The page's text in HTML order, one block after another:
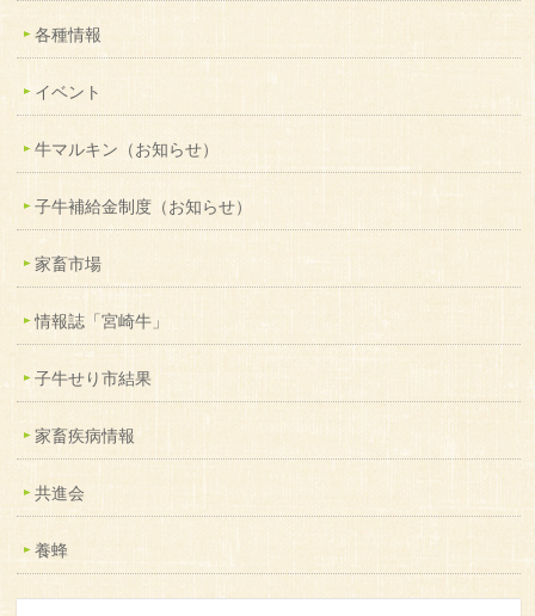
各種情報
イベント
牛マルキン（お知らせ）
子牛補給金制度（お知らせ）
家畜市場
情報誌「宮崎牛」
子牛せり市結果
家畜疾病情報
共進会
養蜂